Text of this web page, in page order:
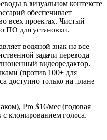
в визуальном контексте
обеспечивает
всех проектах. Чистый
ПО для установки.
водяной знак на все
задачи перевода
видеоредактор.
(против 100+ для
доступно только на плане
Pro $16/мес (годовая
с клонированием голоса.